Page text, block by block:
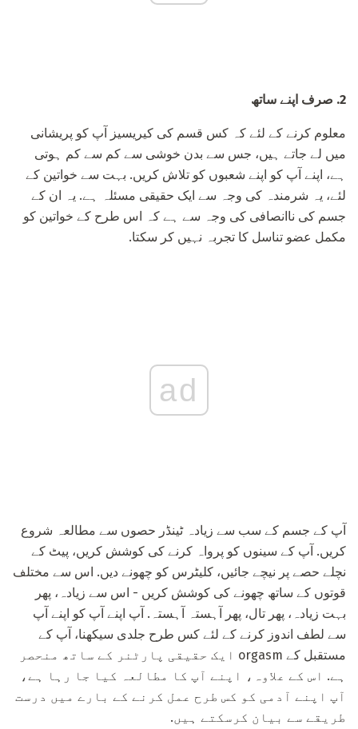
2. صرف اپنے ساتھ
معلوم کرنے کے لئے کہ کس قسم کی کیریسیز آپ کو پریشانی
میں لے جاتے ہیں، جس سے بدن خوشی سے کم سے کم ہوتی
ہے، اپنے آپ کو اپنے شعبوں کو تلاش کریں. بہت سے خواتین کے
لئے، یہ شرمندہ کی وجہ سے ایک حقیقی مسئلہ ہے. یہ ان کے
جسم کی ناانصافی کی وجہ سے ہے کہ اس طرح کے خواتین کو
مکمل عضو تناسل کا تجربہ نہیں کر سکتا.
ad
آپ کے جسم کے سب سے زیادہ ٹینڈر حصوں سے مطالعہ شروع
کریں. آپ کے سینوں کو پرواہ کرنے کی کوشش کریں، پیٹ کے
نچلے حصے پر نیچے جائیں، کلیٹرس کو چھونے دیں. اس سے مختلف
قوتوں کے ساتھ چھونے کی کوشش کریں - اس سے زیادہ، پھر
بہت زیادہ، پھر تال، پھر آہستہ آہستہ. آپ اپنے آپ کو اپنے آپ
سے لطف اندوز کرنے کے لئے کس طرح جلدی سیکھنا، آپ کے
مستقبل کے orgasm ایک حقیقی پارٹنر کے ساتھ منحصر
ہے. اس کے علاوہ، اپنے آپ کا مطالعہ کیا جا رہا ہے،
آپ اپنے آدمی کو کس طرح عمل کرنے کے بارے میں درست
طریقے سے بیان کرسکتے ہیں.